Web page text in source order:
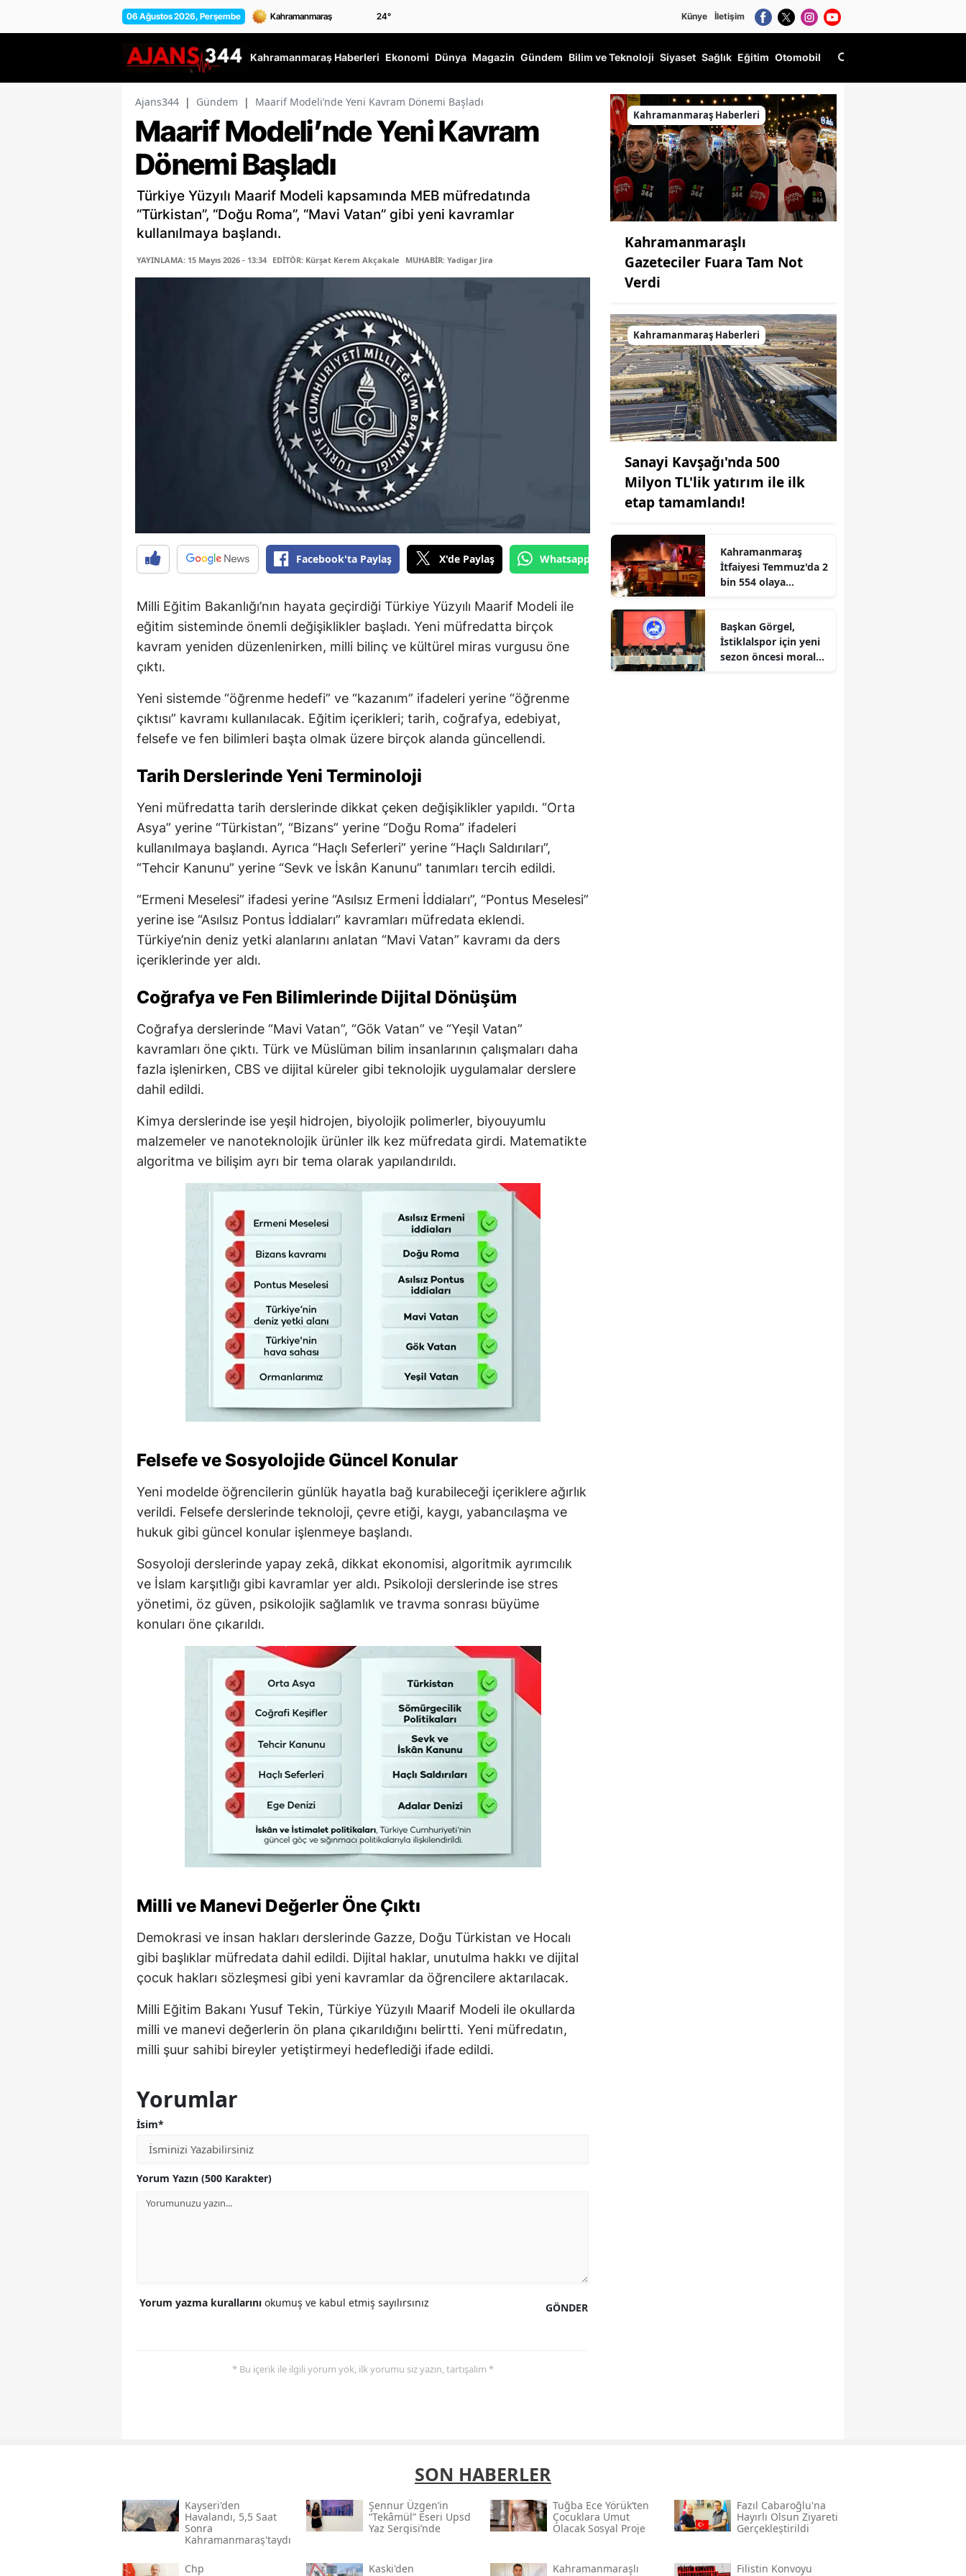
06 Ağustos 2026, Perşembe 24° Künye İletişim
Kahramanmaraş Haberleri Ekonomi Dünya Magazin Gündem Bilim ve Teknoloji Siyaset Sağlık Eğitim Otomobil
Ajans344 | Gündem | Maarif Modeli’nde Yeni Kavram Dönemi Başladı
Maarif Modeli’nde Yeni Kavram
Dönemi Başladı
Türkiye Yüzyılı Maarif Modeli kapsamında MEB müfredatında
“Türkistan”, “Doğu Roma”, “Mavi Vatan” gibi yeni kavramlar
kullanılmaya başlandı.
YAYINLAMA: 15 Mayıs 2026 - 13:34 EDİTÖR: Kürşat Kerem Akçakale MUHABİR: Yadigar Jira
Facebook'ta Paylaş X'de Paylaş Whatsapp'tan Gönder
Milli Eğitim Bakanlığı’nın hayata geçirdiği Türkiye Yüzyılı Maarif Modeli ile
eğitim sisteminde önemli değişiklikler başladı. Yeni müfredatta birçok
kavram yeniden düzenlenirken, milli bilinç ve kültürel miras vurgusu öne
çıktı.
Yeni sistemde “öğrenme hedefi” ve “kazanım” ifadeleri yerine “öğrenme
çıktısı” kavramı kullanılacak. Eğitim içerikleri; tarih, coğrafya, edebiyat,
felsefe ve fen bilimleri başta olmak üzere birçok alanda güncellendi.
Tarih Derslerinde Yeni Terminoloji
Yeni müfredatta tarih derslerinde dikkat çeken değişiklikler yapıldı. “Orta
Asya” yerine “Türkistan”, “Bizans” yerine “Doğu Roma” ifadeleri
kullanılmaya başlandı. Ayrıca “Haçlı Seferleri” yerine “Haçlı Saldırıları”,
“Tehcir Kanunu” yerine “Sevk ve İskân Kanunu” tanımları tercih edildi.
“Ermeni Meselesi” ifadesi yerine “Asılsız Ermeni İddiaları”, “Pontus Meselesi”
yerine ise “Asılsız Pontus İddiaları” kavramları müfredata eklendi.
Türkiye’nin deniz yetki alanlarını anlatan “Mavi Vatan” kavramı da ders
içeriklerinde yer aldı.
Coğrafya ve Fen Bilimlerinde Dijital Dönüşüm
Coğrafya derslerinde “Mavi Vatan”, “Gök Vatan” ve “Yeşil Vatan”
kavramları öne çıktı. Türk ve Müslüman bilim insanlarının çalışmaları daha
fazla işlenirken, CBS ve dijital küreler gibi teknolojik uygulamalar derslere
dahil edildi.
Kimya derslerinde ise yeşil hidrojen, biyolojik polimerler, biyouyumlu
malzemeler ve nanoteknolojik ürünler ilk kez müfredata girdi. Matematikte
algoritma ve bilişim ayrı bir tema olarak yapılandırıldı.
Felsefe ve Sosyolojide Güncel Konular
Yeni modelde öğrencilerin günlük hayatla bağ kurabileceği içeriklere ağırlık
verildi. Felsefe derslerinde teknoloji, çevre etiği, kaygı, yabancılaşma ve
hukuk gibi güncel konular işlenmeye başlandı.
Sosyoloji derslerinde yapay zekâ, dikkat ekonomisi, algoritmik ayrımcılık
ve İslam karşıtlığı gibi kavramlar yer aldı. Psikoloji derslerinde ise stres
yönetimi, öz güven, psikolojik sağlamlık ve travma sonrası büyüme
konuları öne çıkarıldı.
Milli ve Manevi Değerler Öne Çıktı
Demokrasi ve insan hakları derslerinde Gazze, Doğu Türkistan ve Hocalı
gibi başlıklar müfredata dahil edildi. Dijital haklar, unutulma hakkı ve dijital
çocuk hakları sözleşmesi gibi yeni kavramlar da öğrencilere aktarılacak.
Milli Eğitim Bakanı Yusuf Tekin, Türkiye Yüzyılı Maarif Modeli ile okullarda
milli ve manevi değerlerin ön plana çıkarıldığını belirtti. Yeni müfredatın,
milli şuur sahibi bireyler yetiştirmeyi hedeflediği ifade edildi.
Yorumlar
İsim*
Yorum Yazın (500 Karakter)
GÖNDER
Yorum yazma kurallarını okumuş ve kabul etmiş sayılırsınız
* Bu içerik ile ilgili yorum yok, ilk yorumu siz yazın, tartışalım *
Kahramanmaraş Haberleri
Kahramanmaraşlı
Gazeteciler Fuara Tam Not
Verdi
Kahramanmaraş Haberleri
Sanayi Kavşağı'nda 500
Milyon TL'lik yatırım ile ilk
etap tamamlandı!
Kahramanmaraş
İtfaiyesi Temmuz'da 2
bin 554 olaya
Başkan Görgel,
İstiklalspor için yeni
sezon öncesi moral
SON HABERLER
Kayseri'den
Havalandı, 5,5 Saat
Sonra
Kahramanmaraş'taydı
Şennur Üzgen’in
“tekâmül” Eseri Upsd
Yaz Sergisi’nde
Tuğba Ece Yörük’ten
Çocuklara Umut
Olacak Sosyal Proje
Fazıl Cabaroğlu'na
Hayırlı Olsun Ziyareti
Gerçekleştirildi
Chp
Kaski̇'den
Kahramanmaraşlı
Filistin Konvoyu